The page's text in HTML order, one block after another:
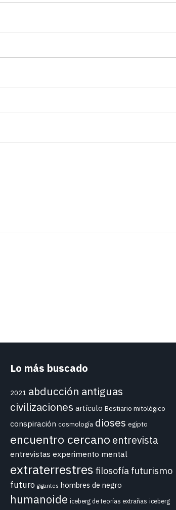
Lo más buscado
2021 abducción antiguas
civilizaciones artículo Bestiario mitológico
conspiración cosmología dioses egipto
encuentro cercano entrevista
entrevistas experimento mental
extraterrestres filosofía futurismo
futuro gigantes hombres de negro
humanoide iceberg de teorías extrañas iceberg